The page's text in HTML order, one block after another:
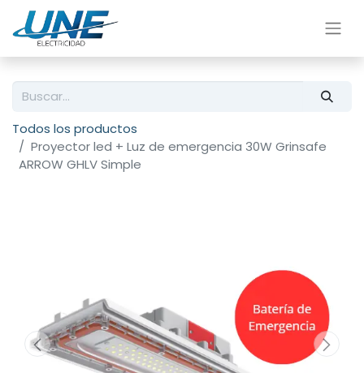
Todos los productos
Proyector led + Luz de emergencia 30W Grinsafe
ARROW GHLV Simple